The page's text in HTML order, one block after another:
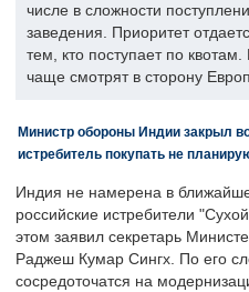
числе в сложности
заведения. Приоритет
тем, кто поступает по квотам.
чаще смотрят в сторону
Министр обороны Индии закрыл
истребитель покупать не
Индия не намерена в
российские истребители
этом заявил секретарь
Раджеш Кумар Сингх. По его
сосредоточатся на